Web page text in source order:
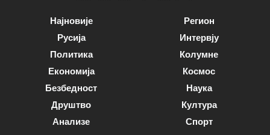
Најновије
Русија
Политика
Економија
Безбедност
Друштво
Анализе
Регион
Интервју
Колумне
Космос
Наука
Култура
Спорт